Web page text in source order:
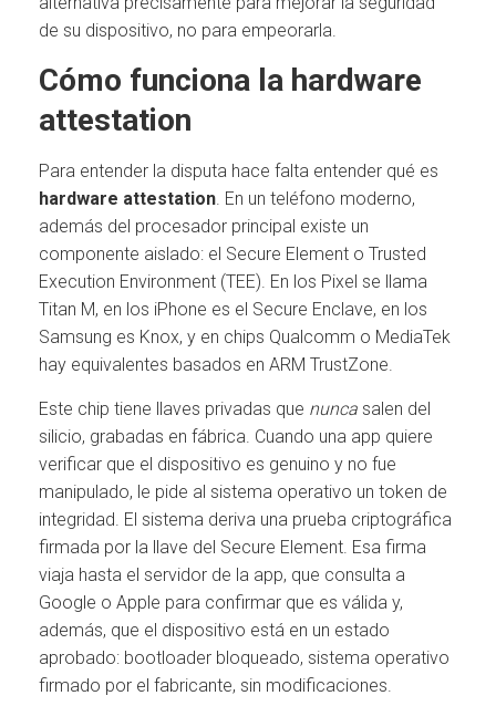
de su dispositivo, no para empeorarla.
Cómo funciona la hardware
attestation
Para entender la disputa hace falta entender qué es
hardware attestation. En un teléfono moderno,
además del procesador principal existe un
componente aislado: el Secure Element o Trusted
Execution Environment (TEE). En los Pixel se llama
Titan M, en los iPhone es el Secure Enclave, en los
Samsung es Knox, y en chips Qualcomm o MediaTek
hay equivalentes basados en ARM TrustZone.
Este chip tiene llaves privadas que nunca salen del
silicio, grabadas en fábrica. Cuando una app quiere
verificar que el dispositivo es genuino y no fue
manipulado, le pide al sistema operativo un token de
integridad. El sistema deriva una prueba criptográfica
firmada por la llave del Secure Element. Esa firma
viaja hasta el servidor de la app, que consulta a
Google o Apple para confirmar que es válida y,
además, que el dispositivo está en un estado
aprobado: bootloader bloqueado, sistema operativo
firmado por el fabricante, sin modificaciones.